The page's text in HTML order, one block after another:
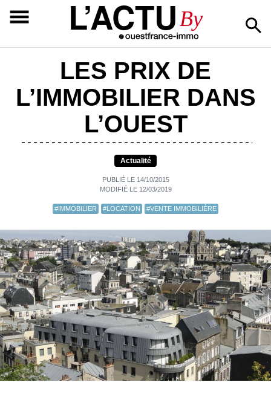
L’ACTUBy
LES PRIX DE
L’IMMOBILIER DANS
L’OUEST
Actualité
PUBLIÉ LE 14/10/2015
MODIFIÉ LE 12/03/2019
#IMMOBILIER #LOCATION #VENTE IMMOBILIÈRE